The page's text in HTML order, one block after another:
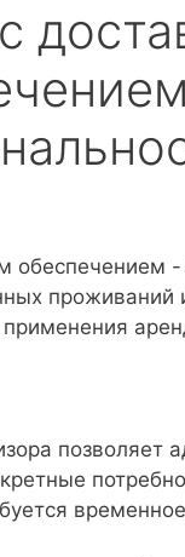
обеспечением -
проживаний
позволяет